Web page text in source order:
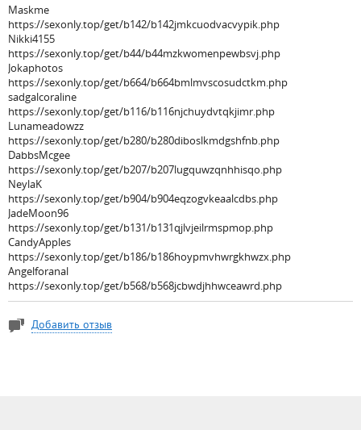
Maskme
https://sexonly.top/get/b142/b142jmkcuodvacvypik.php
Nikki4155
https://sexonly.top/get/b44/b44mzkwomenpewbsvj.php
Jokaphotos
https://sexonly.top/get/b664/b664bmlmvscosudctkm.php
sadgalcoraline
https://sexonly.top/get/b116/b116njchuydvtqkjimr.php
Lunameadowzz
https://sexonly.top/get/b280/b280diboslkmdgshfnb.php
DabbsMcgee
https://sexonly.top/get/b207/b207lugquwzqnhhisqo.php
NeylaK
https://sexonly.top/get/b904/b904eqzogvkeaalcdbs.php
JadeMoon96
https://sexonly.top/get/b131/b131qjlvjeilrmspmop.php
CandyApples
https://sexonly.top/get/b186/b186hoypmvhwrgkhwzx.php
Angelforanal
https://sexonly.top/get/b568/b568jcbwdjhhwceawrd.php
Добавить отзыв